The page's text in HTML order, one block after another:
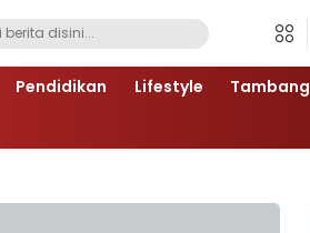
Pendidikan Lifestyle Tambang